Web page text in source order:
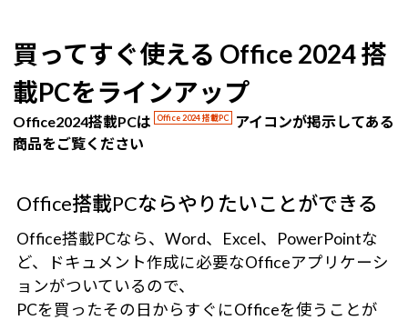
買ってすぐ使える Office 2024 搭
載PCをラインアップ
Office2024搭載PCは Office 2024 搭載PC
アイコンが掲示してある
商品をご覧ください
Office搭載PCならやりたいことができる
Office搭載PCなら、Word、Excel、PowerPointな
ど、ドキュメント作成に必要なOfficeアプリケーシ
ョンがついているので、
PCを買ったその日からすぐにOfficeを使うことが